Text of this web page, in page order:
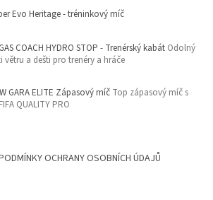
Evo Heritage - tréninkový míč
COACH HYDRO STOP - Trenérský kabát Odolný
větru a dešti pro trenéry a hráče
GARA ELITE Zápasový míč Top zápasový míč s
QUALITY PRO
OCHRANY OSOBNÍCH ÚDAJŮ